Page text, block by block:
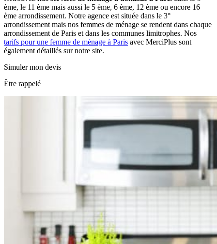
ème, le 11 ème mais aussi le 5 ème, 6 ème, 12 ème ou encore 16
ème arrondissement. Notre agence est située dans le 3°
arrondissement mais nos femmes de ménage se rendent dans chaque
arrondissement de Paris et dans les communes limitrophes. Nos
tarifs pour une femme de ménage à Paris avec MerciPlus sont
également détaillés sur notre site.
Simuler mon devis
Être rappelé